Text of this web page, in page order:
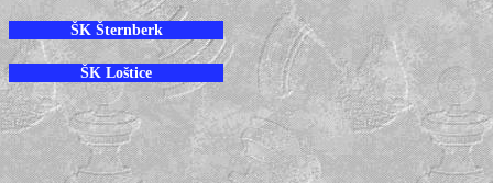
ŠK Šternberk
ŠK Loštice